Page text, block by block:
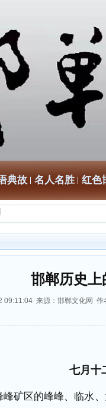
典故 名人名胜 红色
邯郸历史上
09:11:04 来源：邯郸文化网 作
七月十
峰矿区的峰峰、临水